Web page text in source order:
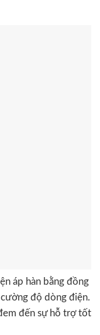
áp hàn bằng đồng
độ dòng điện.
đến sự hỗ trợ tốt